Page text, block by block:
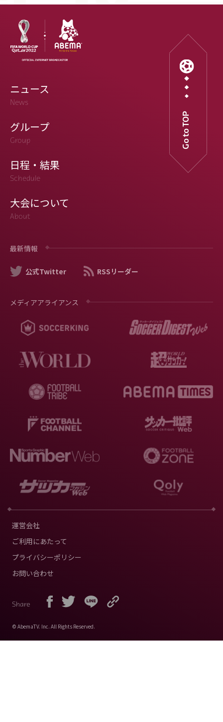
ニュース
News
グループ
Group
日程・結果
Schedule
大会について
About
最新情報
公式Twitter RSSリーダー
メディアアライアンス
Go to TOP
運営会社
ご利用にあたって
プライバシーポリシー
お問い合わせ
Share
© AbemaTV. Inc. All Rights Reserved.